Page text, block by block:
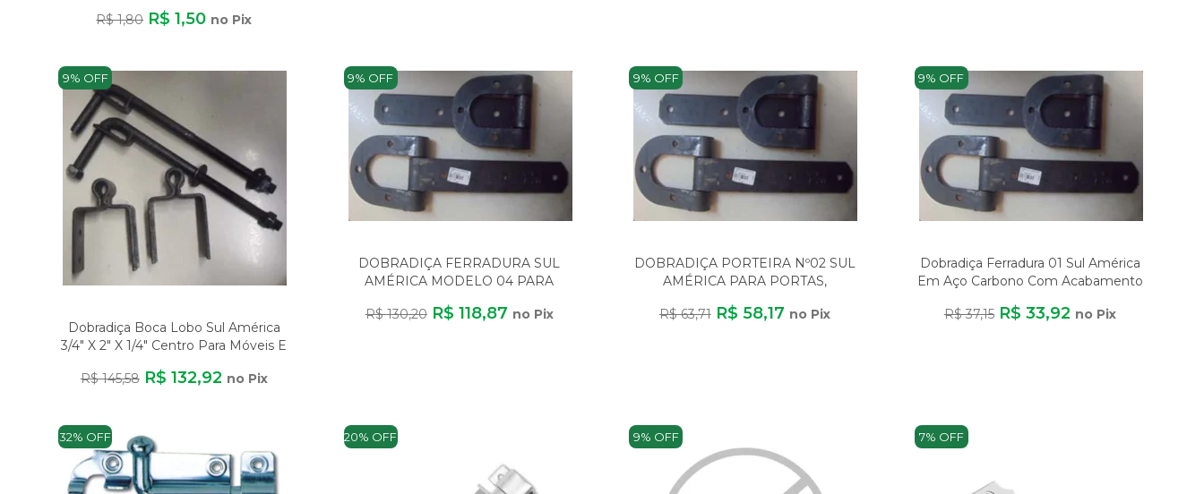
R$ 1,80 R$ 1,50 no Pix
9% OFF
Dobradiça Boca Lobo Sul América
3/4" X 2" X 1/4" Centro Para Móveis E
R$ 145,58 R$ 132,92 no Pix
9% OFF
DOBRADIÇA FERRADURA SUL
AMÉRICA MODELO 04 PARA
R$ 130,20 R$ 118,87 no Pix
9% OFF
DOBRADIÇA PORTEIRA Nº02 SUL
AMÉRICA PARA PORTAS,
R$ 63,71 R$ 58,17 no Pix
9% OFF
Dobradiça Ferradura 01 Sul América
Em Aço Carbono Com Acabamento
R$ 37,15 R$ 33,92 no Pix
32% OFF 20% OFF 9% OFF 7% OFF